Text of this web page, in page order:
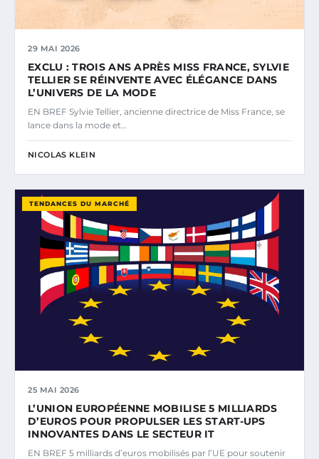
29 MAI 2026
EXCLU : TROIS ANS APRÈS MISS FRANCE, SYLVIE
TELLIER SE RÉINVENTE AVEC ÉLÉGANCE DANS
L’UNIVERS DE LA MODE
EN BREF Sylvie Tellier, ancienne directrice de Miss France, se
lance dans la mode et…
NICOLAS KLEIN
TENDANCES DU MARCHÉ
25 MAI 2026
L’UNION EUROPÉENNE MOBILISE 5 MILLIARDS
D’EUROS POUR PROPULSER LES START-UPS
INNOVANTES DANS LE SECTEUR IT
EN BREF 5 milliards d’euros mobilisés par l’UE pour soutenir